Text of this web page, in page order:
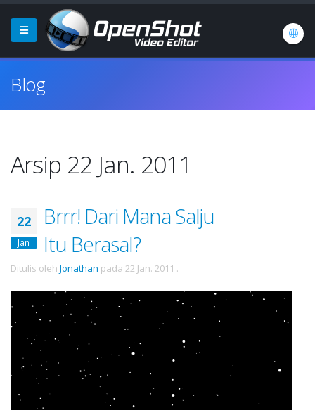
Blog
Arsip 22 Jan. 2011
22
Jan
Brrr! Dari Mana Salju
Itu Berasal?
Ditulis oleh Jonathan pada 22 Jan. 2011 .